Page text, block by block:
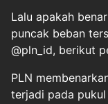
Lalu apakah
puncak beban
@pln_id, berikut
PLN
terjadi pada